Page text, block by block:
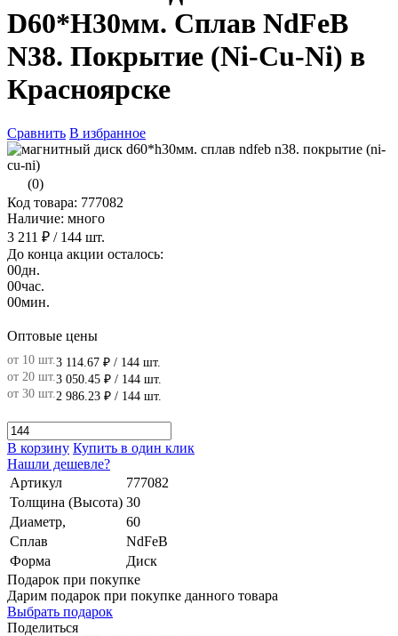
D60*H30мм. Сплав NdFeB
N38. Покрытие (Ni-Cu-Ni) в
Красноярске
Сравнить В избранное
(0)
Код товара: 777082
Наличие: много
3 211 ₽ / 144 шт.
До конца акции осталось:
00дн.
00час.
00мин.
Оптовые цены
от 10 шт. 3 114.67 ₽ / 144 шт.
от 20 шт. 3 050.45 ₽ / 144 шт.
от 30 шт. 2 986.23 ₽ / 144 шт.
В корзину Купить в один клик
Нашли дешевле?
Артикул
777082
Толщина (Высота) 30
Диаметр,
60
Сплав
NdFeB
Форма
Диск
Подарок при покупке
Дарим подарок при покупке данного товара
Выбрать подарок
Поделиться